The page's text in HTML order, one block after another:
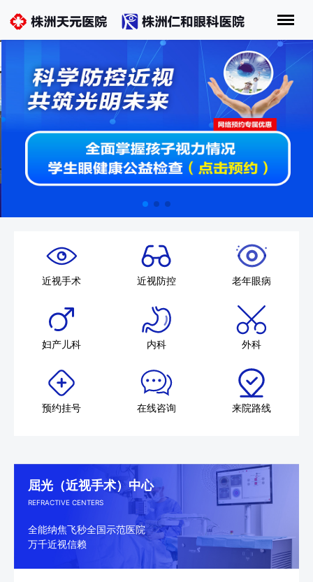
近视手术 近视防控 老年眼病
妇产儿科 内科 外科
预约挂号 在线咨询 来院路线
屈光（近视手术）中心
REFRACTIVE CENTERS
全能纳焦飞秒全国示范医院
万千近视信赖